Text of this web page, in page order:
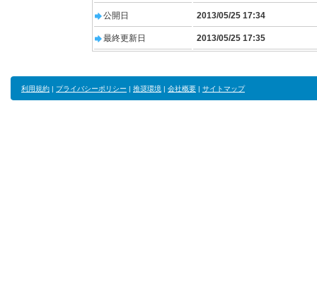
公開日 2013/05/25 17:34
最終更新日 2013/05/25 17:35
利用規約 | プライバシーポリシー | 推奨環境 | 会社概要 | サイトマップ